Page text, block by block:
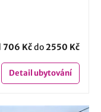
706 Kčdo2550 Kč
Detailubytování